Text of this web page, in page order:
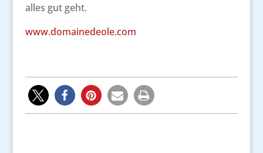
alles gut geht.
www.domainedeole.com